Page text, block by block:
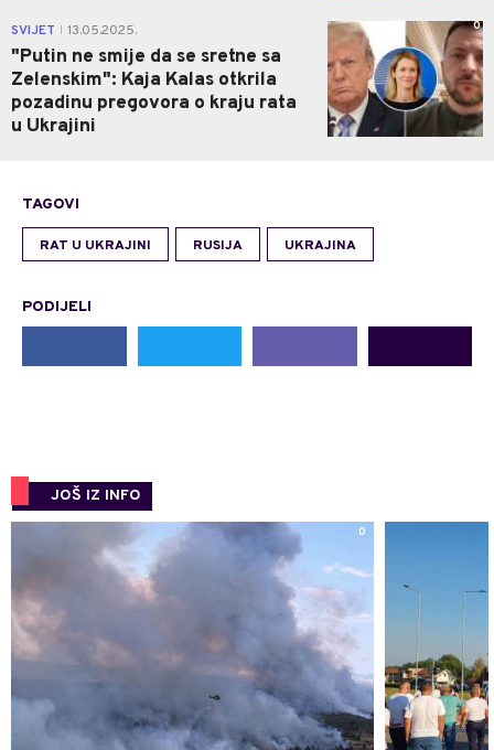
SVIJET 13.05.2025.
"Putin ne smije da se sretne sa
Zelenskim": Kaja Kalas otkrila
pozadinu pregovora o kraju rata
u Ukrajini
0
TAGOVI
RAT U UKRAJINI RUSIJA UKRAJINA
PODIJELI
JOŠ IZ INFO
0